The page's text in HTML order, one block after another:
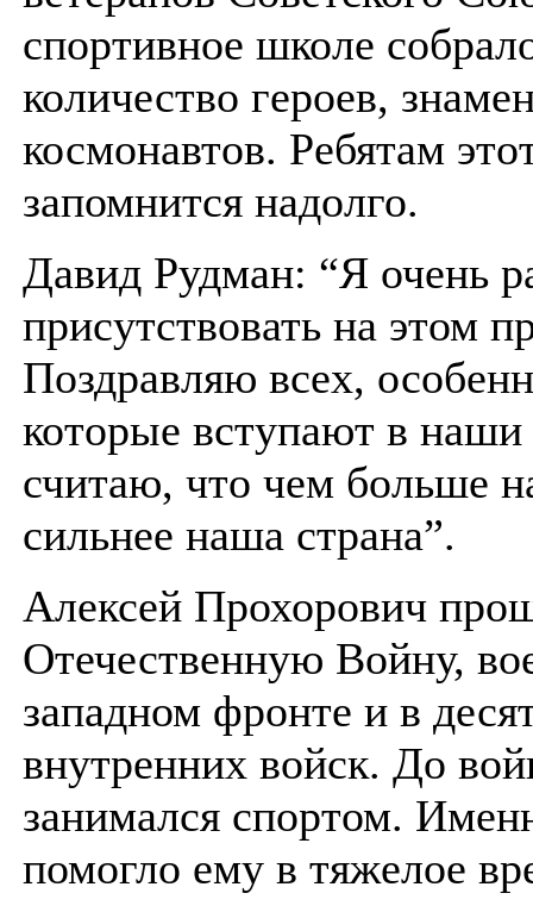
спортивное школе
количество героев,
космонавтов. Ребятам
запомнится надолго.
Давид Рудман: “Я очень
присутствовать на этом
Поздравляю всех,
которые вступают в
считаю, что чем больше
сильнее наша страна”.
Алексей Прохорович
Отечественную Войну,
западном фронте и в
внутренних войск. До
занимался спортом.
помогло ему в тяжелое